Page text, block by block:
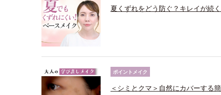
夏くずれをどう防ぐ？キレイが続
ポイントメイク
＜シミとクマ＞自然にカバーする